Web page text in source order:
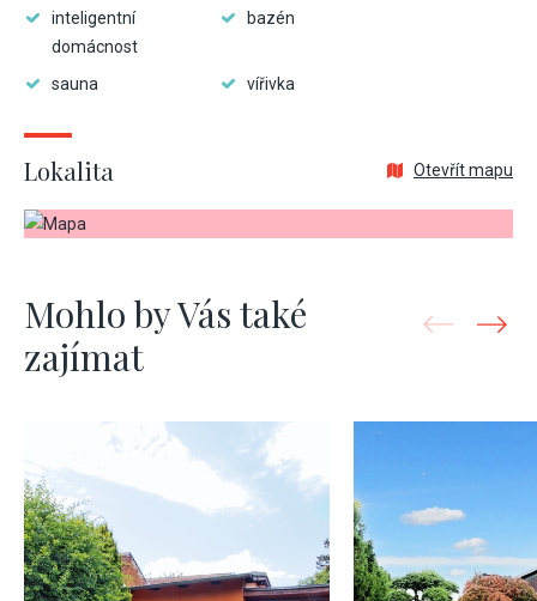
inteligentní
domácnost
bazén
sauna vířivka
Lokalita Otevřít mapu
Mohlo by Vás také
zajímat